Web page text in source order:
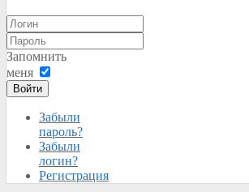
Запомнить
меня
Войти
Забыли
пароль?
Забыли
логин?
Регистрация